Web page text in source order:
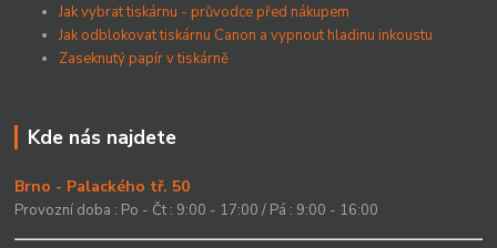
Jak vybrat tiskárnu - průvodce před nákupem
Jak odblokovat tiskárnu Canon a vypnout hladinu inkoustu
Zaseknutý papír v tiskárně
Kde nás najdete
Brno - Palackého tř. 50
Provozní doba : Po - Čt : 9:00 - 17:00 / Pá : 9:00 - 16:00